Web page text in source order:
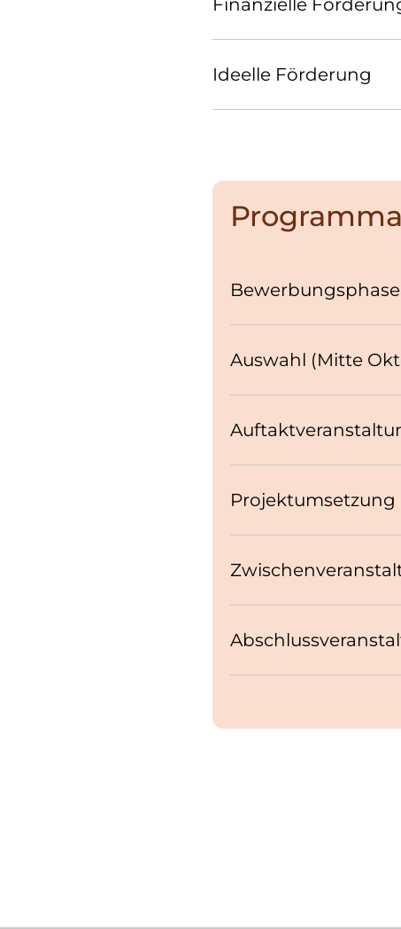
Finanzielle
Ideelle Förderung
Bewerbungsphase
Auswahl (Mitte
Projektumsetzung